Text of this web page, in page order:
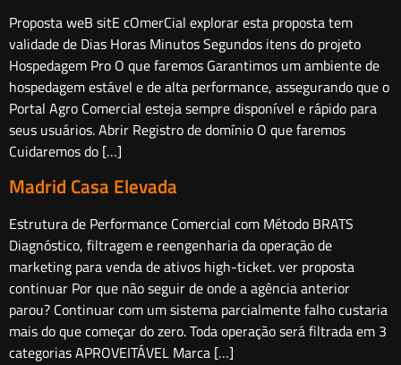
Proposta weB sitE cOmerCial explorar esta proposta tem
validade de Dias Horas Minutos Segundos itens do projeto
Hospedagem Pro O que faremos Garantimos um ambiente de
hospedagem estável e de alta performance, assegurando que o
Portal Agro Comercial esteja sempre disponível e rápido para
seus usuários. Abrir Registro de domínio O que faremos
Cuidaremos do […]
Madrid Casa Elevada
Estrutura de Performance Comercial com Método BRATS
Diagnóstico, filtragem e reengenharia da operação de
marketing para venda de ativos high-ticket. ver proposta
continuar Por que não seguir de onde a agência anterior
parou? Continuar com um sistema parcialmente falho custaria
mais do que começar do zero. Toda operação será filtrada em 3
categorias APROVEITÁVEL Marca […]